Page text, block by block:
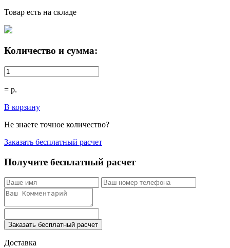
Товар есть на складе
Количество и сумма:
= р.
В корзину
Не знаете точное количество?
Заказать бесплатный расчет
Получите бесплатный расчет
Заказать бесплатный расчет
Доставка